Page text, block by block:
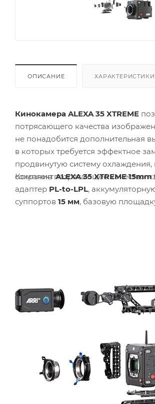
ОПИСАНИЕ ХАРАКТЕРИСТИКИ
Кинокамера ALEXA 35 XTREME
потрясающего качества
не понадобится дополнительная
в которых требуется эффектное
продвинутую систему
сохранив потрясающее качество
КомплектALEXA 35 XTREME
адаптер PL-to-LPL,
суппортов 15 мм, базовую